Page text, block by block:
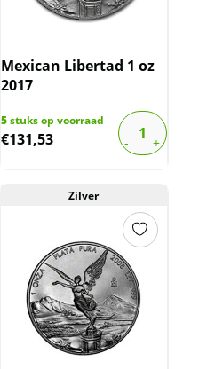
Mexican Libertad 1 oz
2017
5stuks op voorraad
€131,53
Zilver